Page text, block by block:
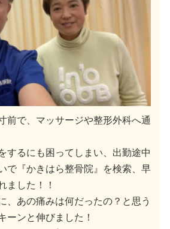
前で、マッサージや整形外科へ通
するにも困ってしまい、出勤途中
で『かきはら整骨院』を検索、早
ました！！
、あの痛みは何だったの？と思う
ーンと伸びました！